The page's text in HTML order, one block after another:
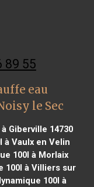
89 55
eau
le Sec
Giberville 14730
à Vaulx en Velin
100l à Morlaix
100l à Villiers sur
100l à